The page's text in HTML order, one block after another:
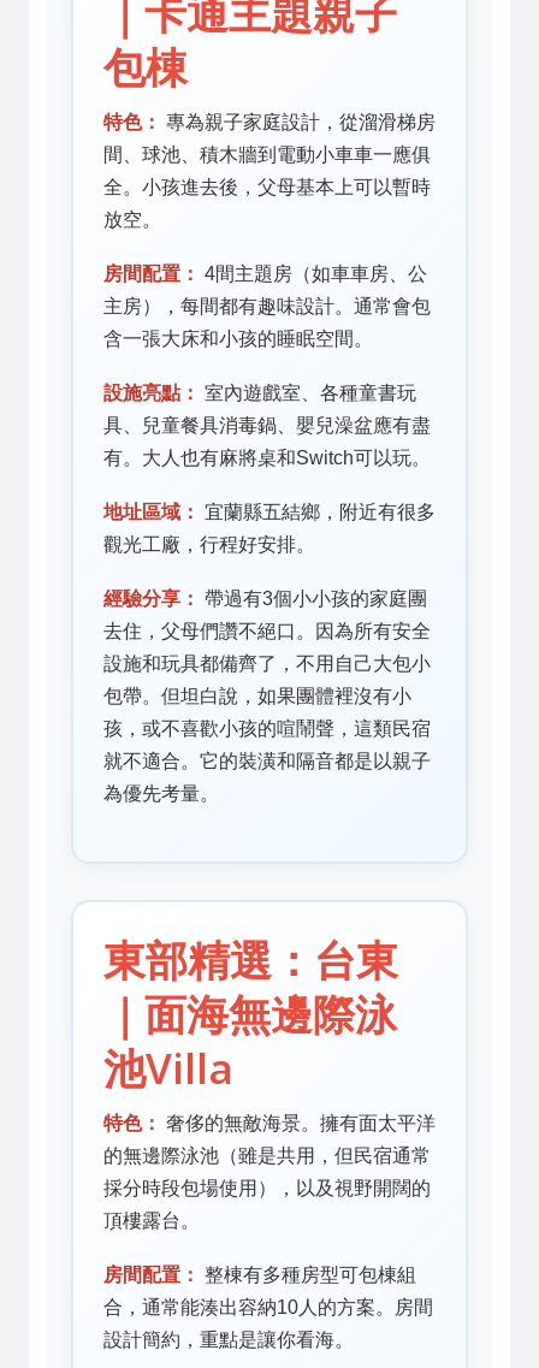
｜卡通主題親子
包棟
特色： 專為親子家庭設計，從溜滑梯房
間、球池、積木牆到電動小車車一應俱
全。小孩進去後，父母基本上可以暫時
放空。
房間配置： 4間主題房（如車車房、公
主房），每間都有趣味設計。通常會包
含一張大床和小孩的睡眠空間。
設施亮點： 室內遊戲室、各種童書玩
具、兒童餐具消毒鍋、嬰兒澡盆應有盡
有。大人也有麻將桌和Switch可以玩。
地址區域： 宜蘭縣五結鄉，附近有很多
觀光工廠，行程好安排。
經驗分享： 帶過有3個小小孩的家庭團
去住，父母們讚不絕口。因為所有安全
設施和玩具都備齊了，不用自己大包小
包帶。但坦白說，如果團體裡沒有小
孩，或不喜歡小孩的喧鬧聲，這類民宿
就不適合。它的裝潢和隔音都是以親子
為優先考量。
東部精選：台東
｜面海無邊際泳
池Villa
特色： 奢侈的無敵海景。擁有面太平洋
的無邊際泳池（雖是共用，但民宿通常
採分時段包場使用），以及視野開闊的
頂樓露台。
房間配置： 整棟有多種房型可包棟組
合，通常能湊出容納10人的方案。房間
設計簡約，重點是讓你看海。